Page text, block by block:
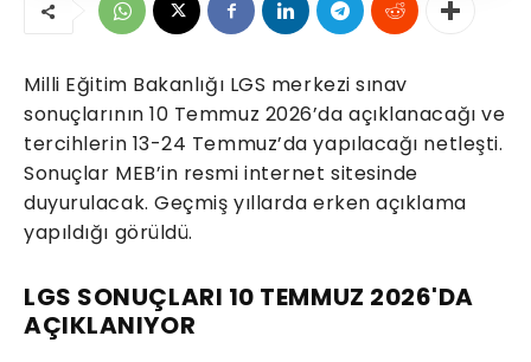
Milli Eğitim Bakanlığı LGS merkezi sınav
sonuçlarının 10 Temmuz 2026’da açıklanacağı ve
tercihlerin 13-24 Temmuz’da yapılacağı netleşti.
Sonuçlar MEB’in resmi internet sitesinde
duyurulacak. Geçmiş yıllarda erken açıklama
yapıldığı görüldü.
LGS SONUÇLARI 10 TEMMUZ 2026'DA
AÇIKLANIYOR